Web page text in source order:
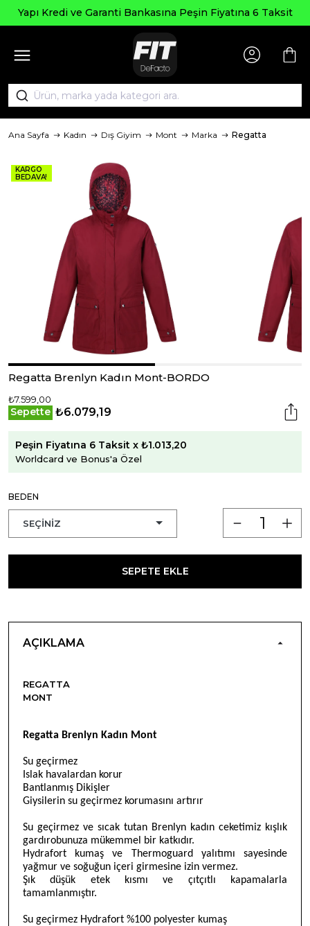
Yapı Kredi ve Garanti Bankasına Peşin Fiyatına 6 Taksit
Ana Sayfa Kadın Dış Giyim Mont Marka Regatta
KARGO
BEDAVA!
Regatta Brenlyn Kadın Mont-BORDO
₺7.599,00
Sepette ₺6.079,19
Peşin Fiyatına 6 Taksit x ₺1.013,20
Worldcard ve Bonus'a Özel
BEDEN
SEPETE EKLE
AÇIKLAMA
REGATTA
MONT
Regatta Brenlyn Kadın Mont
Su geçirmez
Islak havalardan korur
Bantlanmış Dikişler
Giysilerin su geçirmez korumasını artırır
Su geçirmez ve sıcak tutan Brenlyn kadın ceketimiz kışlık
gardırobunuza mükemmel bir katkıdır.
Hydrafort kumaş ve Thermoguard yalıtımı sayesinde
yağmur ve soğuğun içeri girmesine izin vermez.
Şık düşük etek kısmı ve çıtçıtlı kapamalarla
tamamlanmıştır.
Su geçirmez Hydrafort %100 polyester kumaş